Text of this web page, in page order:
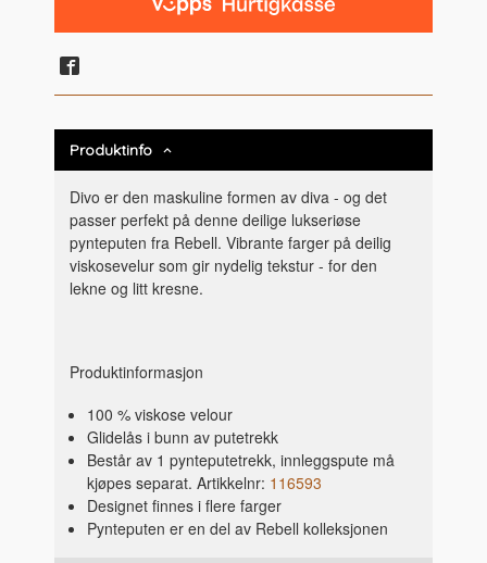
Produktinfo
Divo er den maskuline formen av diva - og det
passer perfekt på denne deilige lukseriøse
pynteputen fra Rebell. Vibrante farger på deilig
viskosevelur som gir nydelig tekstur - for den
lekne og litt kresne.
Produktinformasjon
100 % viskose velour
Glidelås i bunn av putetrekk
Består av 1 pynteputetrekk, innleggspute må
kjøpes separat. Artikkelnr: 116593
Designet finnes i flere farger
Pynteputen er en del av Rebell kolleksjonen